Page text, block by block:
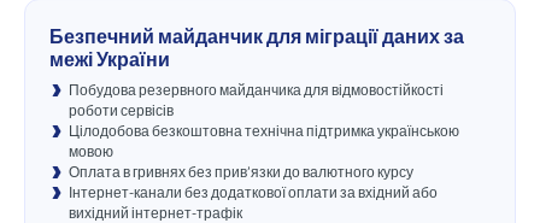
Безпечний майданчик для міграції даних за
межі України
Побудова резервного майданчика для відмовостійкості
роботи сервісів
Цілодобова безкоштовна технічна підтримка українською
мовою
Оплата в гривнях без прив’язки до валютного курсу
Інтернет-канали без додаткової оплати за вхідний або
вихідний інтернет-трафік